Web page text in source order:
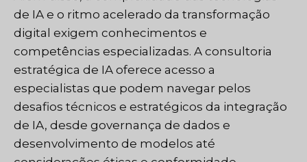
de IA e o ritmo acelerado da transformação
digital exigem conhecimentos e
competências especializadas. A consultoria
estratégica de IA oferece acesso a
especialistas que podem navegar pelos
desafios técnicos e estratégicos da integração
de IA, desde governança de dados e
desenvolvimento de modelos até